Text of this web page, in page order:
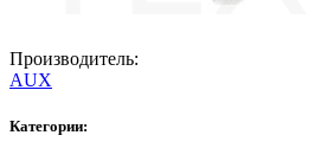
Производитель:
AUX
Категории: